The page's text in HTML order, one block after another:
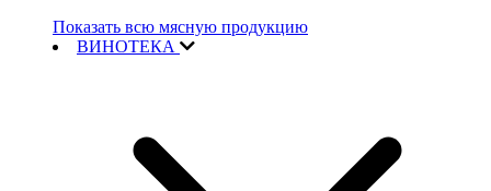
Показать всю мясную продукцию
ВИНОТЕКА